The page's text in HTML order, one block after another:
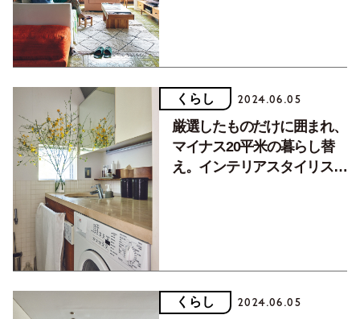
くらし 2024.06.05
厳選したものだけに囲まれ、
マイナス20平米の暮らし替
え。インテリアスタイリス
くらし 2024.06.05